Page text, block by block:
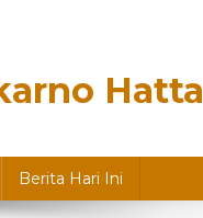
Hatta
Berita Hari Ini